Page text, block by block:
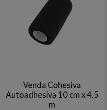
Venda Cohesiva
Autoadhesiva 10 cm x 4.5
m